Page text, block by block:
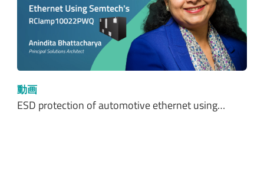
動画
ESD protection of automotive ethernet using…